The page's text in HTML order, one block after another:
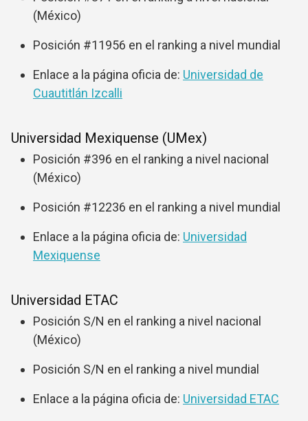
(México)
Posición #11956 en el ranking a nivel mundial
Enlace a la página oficia de: Universidad de
Cuautitlán Izcalli
Universidad Mexiquense (UMex)
Posición #396 en el ranking a nivel nacional
(México)
Posición #12236 en el ranking a nivel mundial
Enlace a la página oficia de: Universidad
Mexiquense
Universidad ETAC
Posición S/N en el ranking a nivel nacional
(México)
Posición S/N en el ranking a nivel mundial
Enlace a la página oficia de: Universidad ETAC